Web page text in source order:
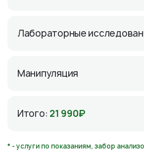
Лабораторные
Манипуляция
Итого: 21 990₽
* - услуги по показаниям, забор